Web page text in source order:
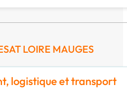
LOIRE MAUGES
logistique et transport